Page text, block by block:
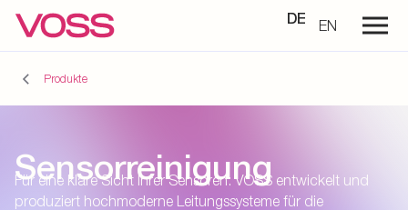
DE EN
Produkte
Sensorreinigung
Für eine klare Sicht Ihrer Sensoren: VOSS entwickelt und
produziert hochmoderne Leitungssysteme für die